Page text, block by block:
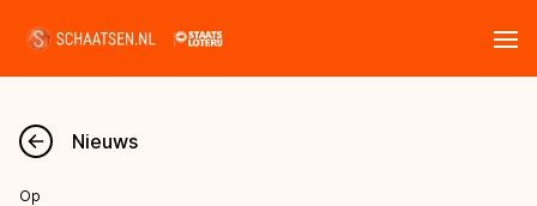
Nieuws
Nieuws
Op